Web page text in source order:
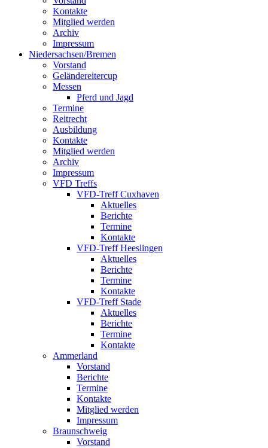
Kontakte
Mitglied werden
Archiv
Impressum
Niedersachsen/Bremen
Vorstand
Geländereitercup
Messen
Pferd und Jagd
Termine
Reitrecht
Ausbildung
Kontakte
Mitglied werden
Archiv
Impressum
VFD Treffs
VFD-Treff Cuxhaven
Aktuelles
Berichte
Termine
Kontakte
VFD-Treff Heeslingen
Aktuelles
Berichte
Termine
Kontakte
VFD-Treff Stade
Aktuelles
Berichte
Termine
Kontakte
Ammerland
Vorstand
Berichte
Termine
Kontakte
Mitglied werden
Impressum
Braunschweig
Vorstand